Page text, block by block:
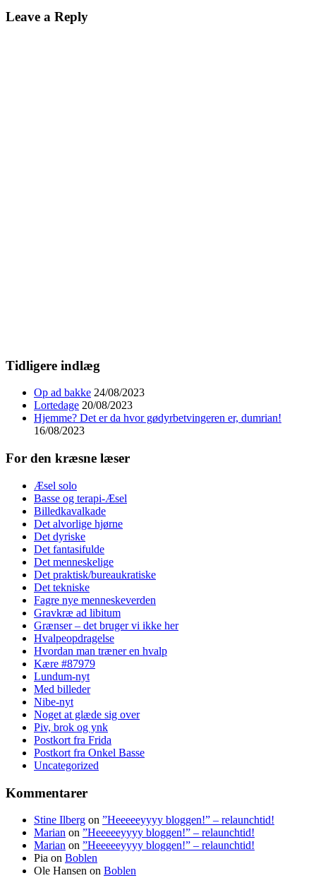
Leave a Reply
Tidligere indlæg
Op ad bakke 24/08/2023
Lortedage 20/08/2023
Hjemme? Det er da hvor gødyrbetvingeren er, dumrian!
16/08/2023
For den kræsne læser
Æsel solo
Basse og terapi-Æsel
Billedkavalkade
Det alvorlige hjørne
Det dyriske
Det fantasifulde
Det menneskelige
Det praktisk/bureaukratiske
Det tekniske
Fagre nye menneskeverden
Gravkræ ad libitum
Grænser – det bruger vi ikke her
Hvalpeopdragelse
Hvordan man træner en hvalp
Kære #87979
Lundum-nyt
Med billeder
Nibe-nyt
Noget at glæde sig over
Piv, brok og ynk
Postkort fra Frida
Postkort fra Onkel Basse
Uncategorized
Kommentarer
Stine Ilberg on ”Heeeeeyyyy bloggen!” – relaunchtid!
Marian on ”Heeeeeyyyy bloggen!” – relaunchtid!
Marian on ”Heeeeeyyyy bloggen!” – relaunchtid!
Pia on Boblen
Ole Hansen on Boblen